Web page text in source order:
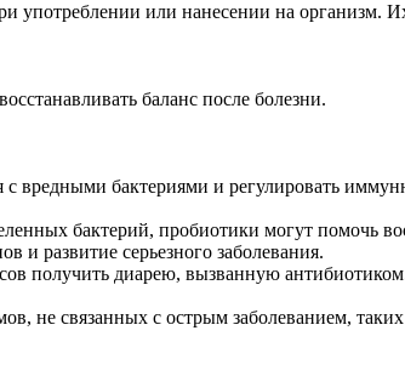
или нанесении на организм.
баланс после болезни.
бактериями и регулировать
бактерий, пробиотики могут помочь
и развитие серьезного заболевания.
получить диарею, вызванную
связанных с острым заболеванием,